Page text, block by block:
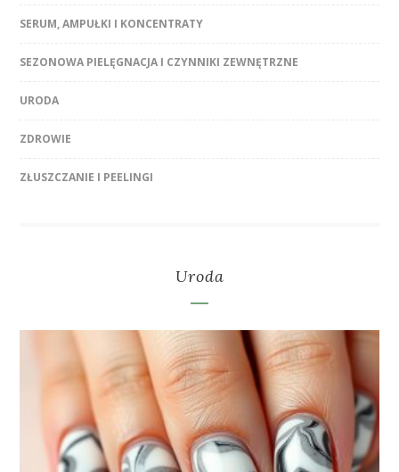
SERUM, AMPUŁKI I KONCENTRATY
SEZONOWA PIELĘGNACJA I CZYNNIKI ZEWNĘTRZNE
URODA
ZDROWIE
ZŁUSZCZANIE I PEELINGI
Uroda